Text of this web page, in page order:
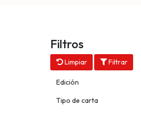
Filtros
Limpiar Filtrar
Edición
Tipo de carta